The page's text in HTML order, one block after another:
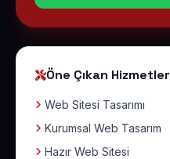
Öne Çıkan Hizmetler
Web Sitesi Tasarımı
Kurumsal Web Tasarım
Hazır Web Sitesi